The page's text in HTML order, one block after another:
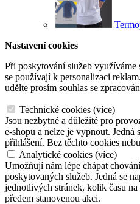
Nastavení cookies
Při poskytování služeb
se používají k personalizaci
udělte prosím souhlas se
Technické cookies (více)
Jsou nezbytné a důležité pro
e-shopu a nelze je vypnout. Jedná
přihlášení. Bez těchto cookies
Analytické cookies (více)
Umožňují nám lépe chápat
poskytovaných služeb. Jedná se
jednotlivých stránek, kolik času
předem stanovenou akci.